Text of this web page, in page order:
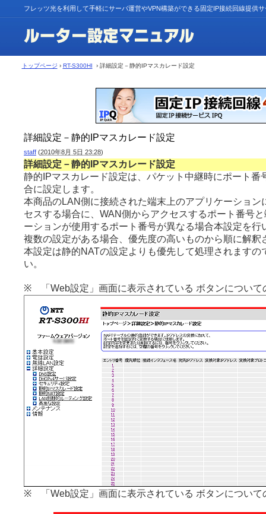
フレッツ光を利用して手軽にサーバ運営やVPN構築ができる固定IP接続回線提供
トップページ › RT-S300HI › 詳細設定－静的IPマスカレード設定
詳細設定－静的IPマスカレード設定
staff (2010年8月 5日 23:28)
詳細設定－静的IPマスカレード設定
静的IPマスカレード設定は、パケット中継時にポート番
合に設定します。
本商品のLAN側に接続された端末上のアプリケーション
セスする場合に、WAN側からアクセスするポート番号
ーションが使用するポート番号が異なる場合本設定を行
複数の設定がある場合、優先度の高いものから順に解釈
本設定は静的NATの設定よりも優先して処理されますの
い。
※ 「Web設定」画面に表示されている ボタンについて
※ 「Web設定」画面に表示されている ボタンについて